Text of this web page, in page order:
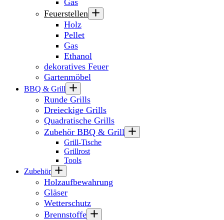
Gas
Feuerstellen
Holz
Pellet
Gas
Ethanol
dekoratives Feuer
Gartenmöbel
BBQ & Grill
Runde Grills
Dreieckige Grills
Quadratische Grills
Zubehör BBQ & Grill
Grill-Tische
Grillrost
Tools
Zubehör
Holzaufbewahrung
Gläser
Wetterschutz
Brennstoffe